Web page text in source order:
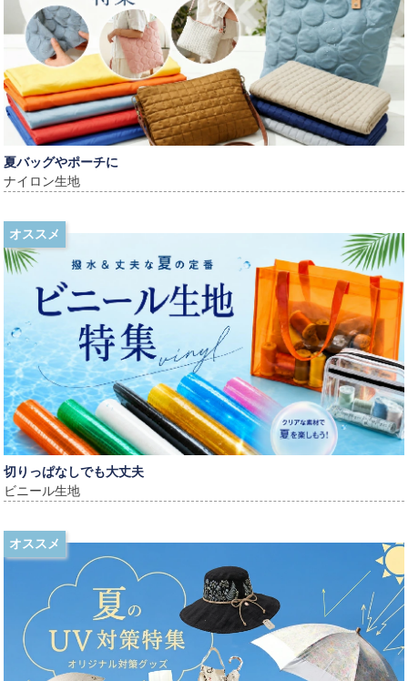
夏バッグやポーチに
ナイロン生地
オススメ
切りっぱなしでも大丈夫
ビニール生地
オススメ